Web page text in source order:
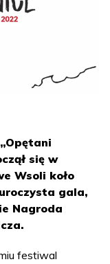
się w
Wsoli koło
gala,
Nagroda
festiwal